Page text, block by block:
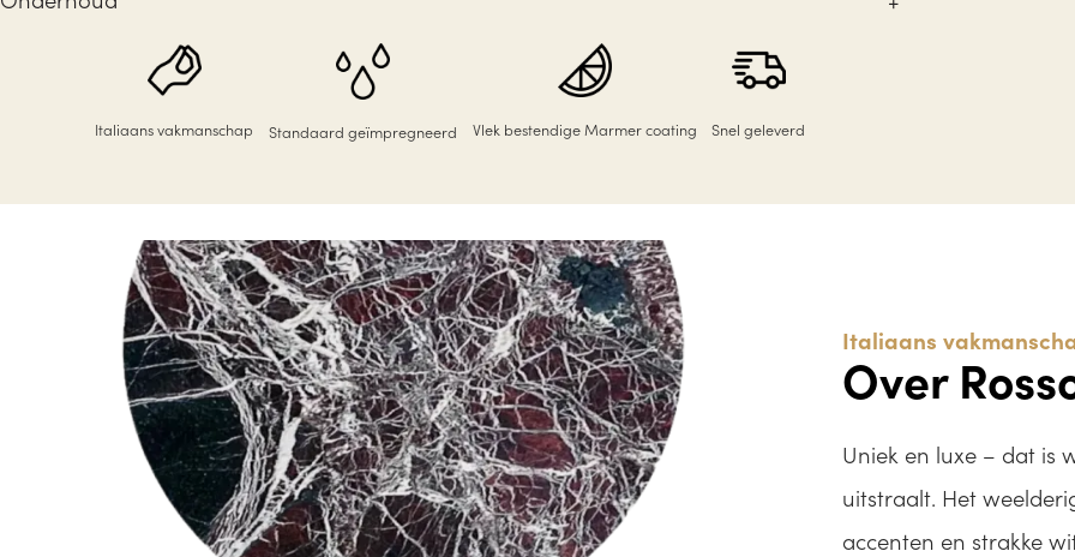
Italiaans vakmanschap Standaard geïmpregneerd Vlek bestendige Marmer coating Snel geleverd
Italiaans
Over
Uniek en luxe – dat is
uitstraalt. Het
accenten en strakke